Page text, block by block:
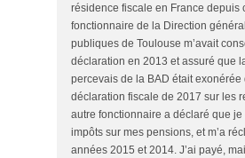
résidence fiscale en France depuis
fonctionnaire de la Direction
publiques de Toulouse m’avait
déclaration en 2013 et assuré que
percevais de la BAD était exonérée
déclaration fiscale de 2017 sur les
autre fonctionnaire a déclaré que
impôts sur mes pensions, et m’a
années 2015 et 2014. J’ai payé,